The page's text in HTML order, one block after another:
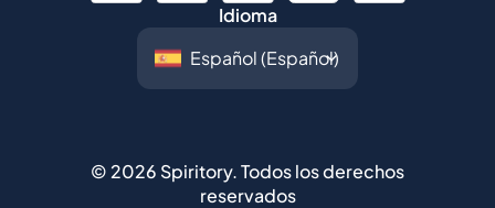
Idioma
© 2026 Spiritory.Todos los derechos
reservados